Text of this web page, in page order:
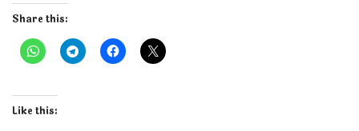
Share this:
Like this: